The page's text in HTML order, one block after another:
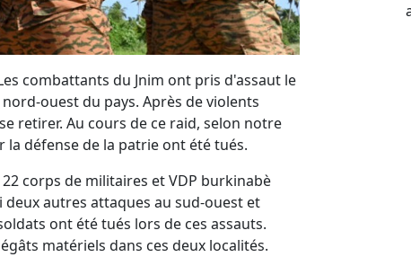
combattants du Jnim ont pris d'assaut le
ouest du pays. Après de violents
retirer. Au cours de ce raid, selon notre
défense de la patrie ont été tués.
corps de militaires et VDP burkinabè
autres attaques au sud-ouest et
ont été tués lors de ces assauts.
matériels dans ces deux localités.